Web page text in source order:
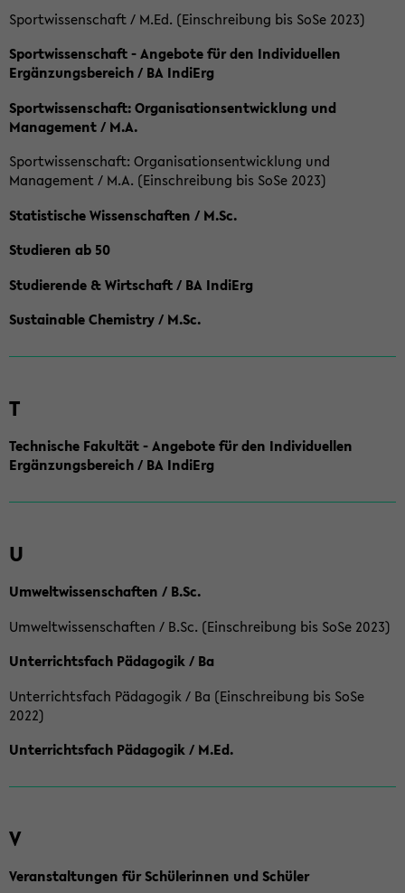
Sportwissenschaft / M.Ed. (Einschreibung bis SoSe 2023)
Sportwissenschaft - Angebote für den Individuellen
Ergänzungsbereich / BA IndiErg
Sportwissenschaft: Organisationsentwicklung und
Management / M.A.
Sportwissenschaft: Organisationsentwicklung und
Management / M.A. (Einschreibung bis SoSe 2023)
Statistische Wissenschaften / M.Sc.
Studieren ab 50
Studierende & Wirtschaft / BA IndiErg
Sustainable Chemistry / M.Sc.
T
Technische Fakultät - Angebote für den Individuellen
Ergänzungsbereich / BA IndiErg
U
Umweltwissenschaften / B.Sc.
Umweltwissenschaften / B.Sc. (Einschreibung bis SoSe 2023)
Unterrichtsfach Pädagogik / Ba
Unterrichtsfach Pädagogik / Ba (Einschreibung bis SoSe
2022)
Unterrichtsfach Pädagogik / M.Ed.
V
Veranstaltungen für Schülerinnen und Schüler